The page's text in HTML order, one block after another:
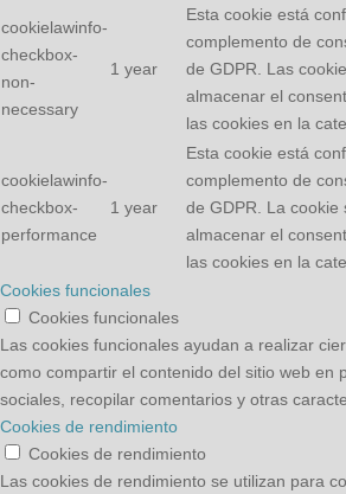
cookielawinfo-
checkbox-
non-
necessary
1 year
Esta cookie está
complemento de
de GDPR. Las
almacenar el
las cookies en la
cookielawinfo-
checkbox-
performance
1 year
Esta cookie está
complemento de
de GDPR. La cookie
almacenar el
las cookies en la
Cookies funcionales
Cookies funcionales
Las cookies funcionales ayudan a realizar
como compartir el contenido del sitio web en
sociales, recopilar comentarios y otras
Cookies de rendimiento
Cookies de rendimiento
Las cookies de rendimiento se utilizan para